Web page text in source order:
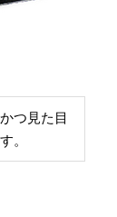
つ見た目
。